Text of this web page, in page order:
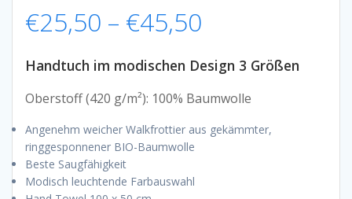
€25,50 – €45,50
€25,50
bis
€45,50
Handtuch im modischen Design 3 Größen
Oberstoff (420 g/m²): 100% Baumwolle
Angenehm weicher Walkfrottier aus gekämmter,
ringgesponnener BIO-Baumwolle
Beste Saugfähigkeit
Modisch leuchtende Farbauswahl